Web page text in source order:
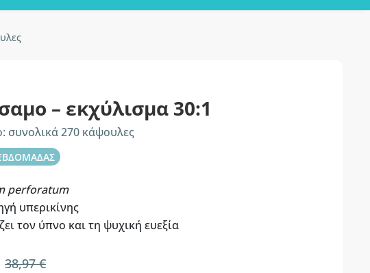
– εκχύλισμα 30:1
συνολικά 270 κάψουλες
perforatum
υπερικίνης
τον ύπνο και τη ψυχική ευεξία
38,97 €